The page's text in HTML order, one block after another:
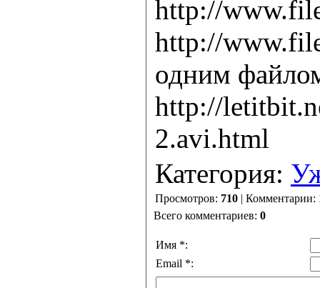
http://
http://
одним
http://
2.avi.html
Категория:
Просмотров: 710 | Комментарии:
Всего комментариев: 0
Имя *:
Email *: